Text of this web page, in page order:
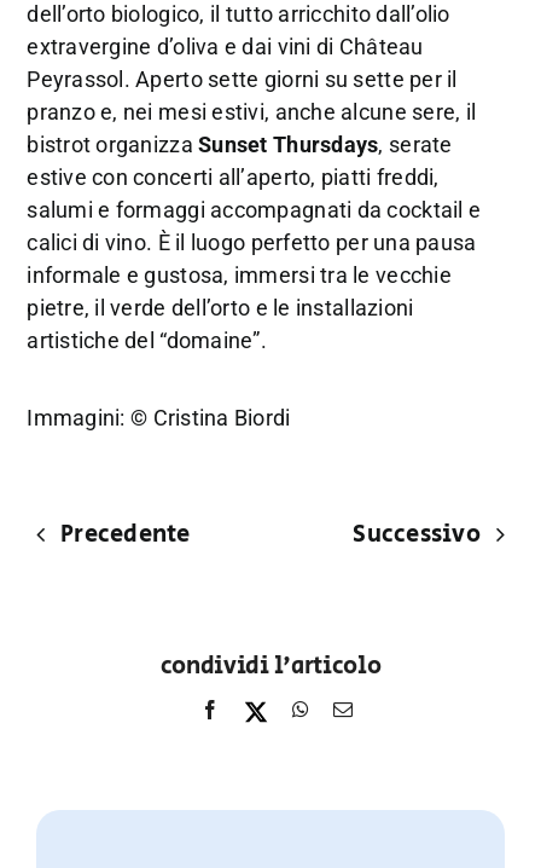
dell’orto biologico, il tutto arricchito dall’olio
extravergine d’oliva e dai vini di Château
Peyrassol. Aperto sette giorni su sette per il
pranzo e, nei mesi estivi, anche alcune sere, il
bistrot organizzaSunset Thursdays, serate
estive con concerti all’aperto, piatti freddi,
salumi e formaggi accompagnati da cocktail e
calici di vino. È il luogo perfetto per una pausa
informale e gustosa, immersi tra le vecchie
pietre, il verde dell’orto e le installazioni
artistiche del “domaine”.
Immagini: © Cristina Biordi
Precedente Successivo
condividi l'articolo